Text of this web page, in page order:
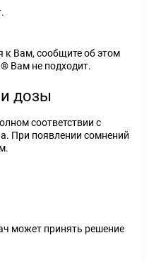
к Вам, сообщите об этом
Вам не подходит.
дозы
соответствии с
При появлении сомнений
может принять решение